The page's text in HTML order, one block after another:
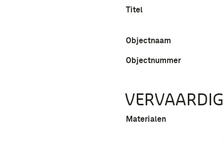
Titel
Objectnaam
Objectnummer
Materialen